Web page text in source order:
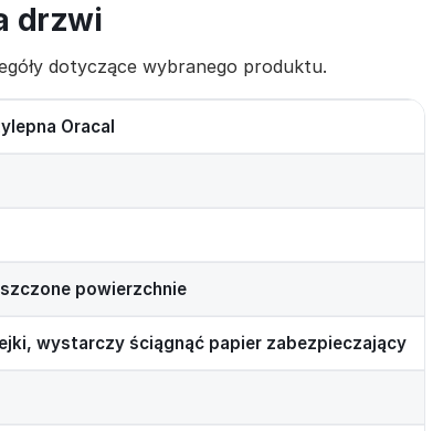
drzwi
dotyczące wybranego produktu.
Oracal
powierzchnie
wystarczy ściągnąć papier zabezpieczający